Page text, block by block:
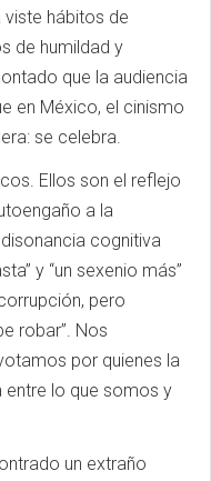
hábitos de
de humildad y
que la audiencia
en México, el cinismo
se celebra.
Ellos son el reflejo
a la
cognitiva
y “un sexenio más”
pero
robar”. Nos
por quienes la
entre lo que somos y
un extraño